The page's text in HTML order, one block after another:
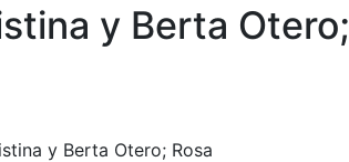
y Berta Otero;
y Berta Otero; Rosa